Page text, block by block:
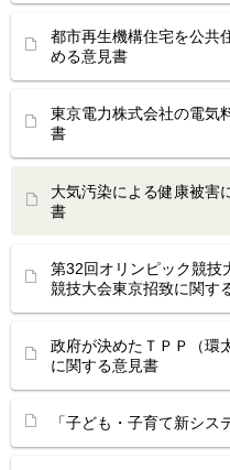
都市再生機構住宅を公共
める意見書
東京電力株式会社の電気
書
大気汚染による健康被害
書
第32回オリンピック競技
競技大会東京招致に関す
政府が決めたＴＰＰ（環
に関する意見書
「子ども・子育て新シ